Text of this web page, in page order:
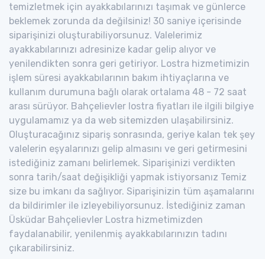
temizletmek için ayakkabılarınızı taşımak ve günlerce
beklemek zorunda da değilsiniz! 30 saniye içerisinde
siparişinizi oluşturabiliyorsunuz. Valelerimiz
ayakkabılarınızı adresinize kadar gelip alıyor ve
yenilendikten sonra geri getiriyor. Lostra hizmetimizin
işlem süresi ayakkabılarının bakım ihtiyaçlarına ve
kullanım durumuna bağlı olarak ortalama 48 - 72 saat
arası sürüyor. Bahçelievler lostra fiyatları ile ilgili bilgiye
uygulamamız ya da web sitemizden ulaşabilirsiniz.
Oluşturacağınız sipariş sonrasında, geriye kalan tek şey
valelerin eşyalarınızı gelip almasını ve geri getirmesini
istediğiniz zamanı belirlemek. Siparişinizi verdikten
sonra tarih/saat değişikliği yapmak istiyorsanız Temiz
size bu imkanı da sağlıyor. Siparişinizin tüm aşamalarını
da bildirimler ile izleyebiliyorsunuz. İstediğiniz zaman
Üsküdar Bahçelievler Lostra hizmetimizden
faydalanabilir, yenilenmiş ayakkabılarınızın tadını
çıkarabilirsiniz.